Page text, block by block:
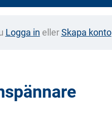
Logga in ellerSkapa konto